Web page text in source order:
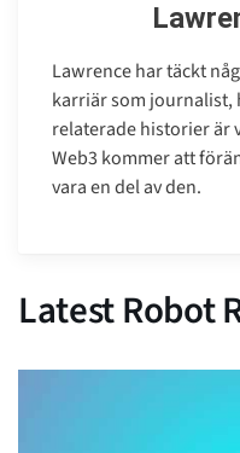
Lawrence har täckt
karriär som journalist,
relaterade historier är
Web3 kommer att
vara en del av den.
Latest Robot